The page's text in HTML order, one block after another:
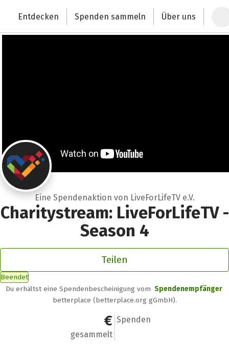
Deutschlands größte Spendenplattform
Entdecken Spenden sammeln Über uns
Eine Spendenaktion von LiveForLifeTV e.V.
Charitystream: LiveForLifeTV -
Season 4
Teilen
Beendet
Du erhältst eine Spendenbescheinigung vom Spendenempfänger
betterplace (betterplace.org gGmbH).
39.486,37 €
gesammelt
1.700
Spenden